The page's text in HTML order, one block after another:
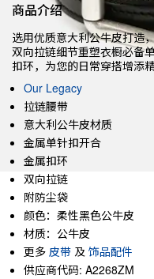
商品介绍
选用优质意大利公牛皮打造
双向拉链细节重塑衣橱必备
扣环，为您的日常穿搭增添
Our Legacy
拉链腰带
意大利公牛皮材质
金属单针扣开合
金属扣环
双向拉链
附防尘袋
颜色：柔性黑色公牛皮
材质：公牛皮
更多 皮带 及 饰品配件
供应商代码: A2268ZM